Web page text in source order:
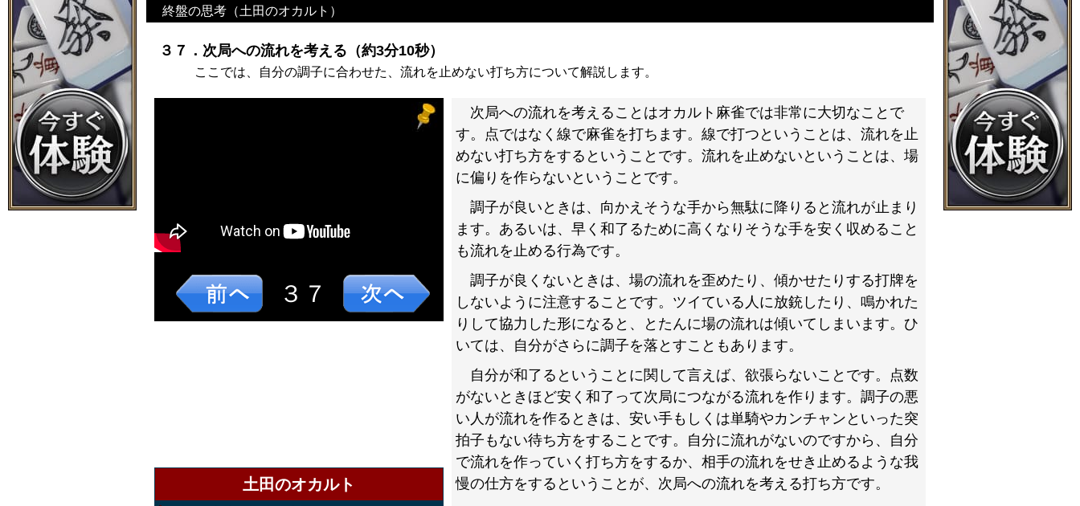
終盤の思考（土田のオカルト）
３７．次局への流れを考える（約3分10秒）
ここでは、自分の調子に合わせた、流れを止めない打ち方について解説します。
３７
土田のオカルト
次局への流れを考えることはオカルト麻雀では非常に大切なことで
す。点ではなく線で麻雀を打ちます。線で打つということは、流れを止
めない打ち方をするということです。流れを止めないということは、場
に偏りを作らないということです。
調子が良いときは、向かえそうな手から無駄に降りると流れが止まり
ます。あるいは、早く和了るために高くなりそうな手を安く収めること
も流れを止める行為です。
調子が良くないときは、場の流れを歪めたり、傾かせたりする打牌を
しないように注意することです。ツイている人に放銃したり、鳴かれた
りして協力した形になると、とたんに場の流れは傾いてしまいます。ひ
いては、自分がさらに調子を落とすこともあります。
自分が和了るということに関して言えば、欲張らないことです。点数
がないときほど安く和了って次局につながる流れを作ります。調子の悪
い人が流れを作るときは、安い手もしくは単騎やカンチャンといった突
拍子もない待ち方をすることです。自分に流れがないのですから、自分
で流れを作っていく打ち方をするか、相手の流れをせき止めるような我
慢の仕方をするということが、次局への流れを考える打ち方です。